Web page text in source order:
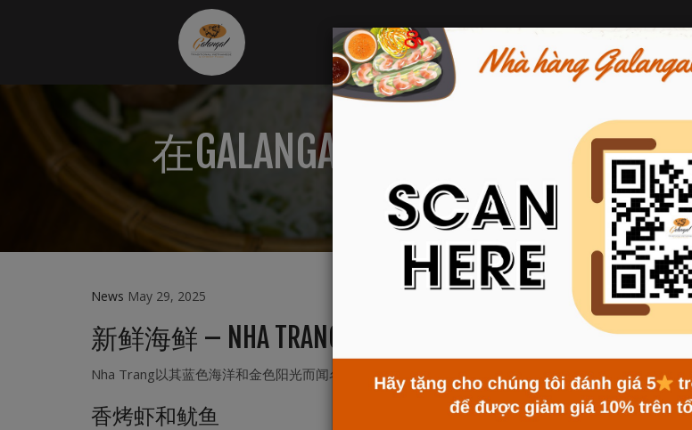
关于我们
在GALANGAL享受清爽的夏天
主页 News 在Galangal享受清爽的夏天 –
News May 29, 2025
新鲜海鲜 – NHA TRANG的特色
Nha Trang以其蓝色海洋和金色阳光而闻名，在这里您可以找到用最优质原料制作的新鲜海鲜。在
香烤虾和鱿鱼